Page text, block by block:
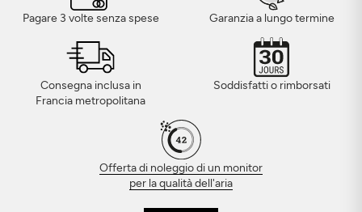
Pagare 3 volte senza spese Garanzia a lungo termine
Consegna inclusa in
Francia metropolitana
Soddisfatti o rimborsati
Offerta di noleggio di un monitor
per la qualità dell'aria